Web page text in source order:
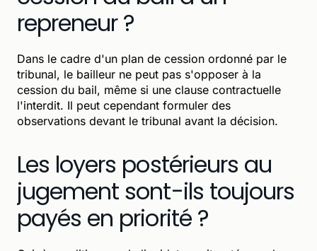
repreneur ?
Dans le cadre d'un plan de cession ordonné par le
tribunal, le bailleur ne peut pas s'opposer à la
cession du bail, même si une clause contractuelle
l'interdit. Il peut cependant formuler des
observations devant le tribunal avant la décision.
Les loyers postérieurs au
jugement sont-ils toujours
payés en priorité ?